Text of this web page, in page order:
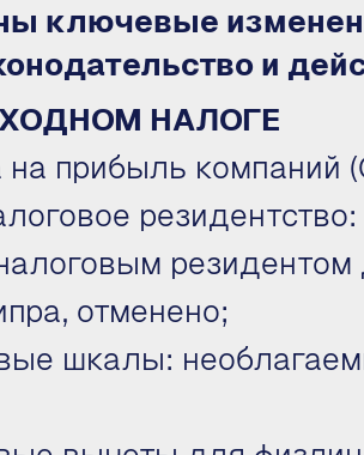
ключевые
и
НАЛОГЕ
прибыль компаний
резидентом
отменено;
шкалы: